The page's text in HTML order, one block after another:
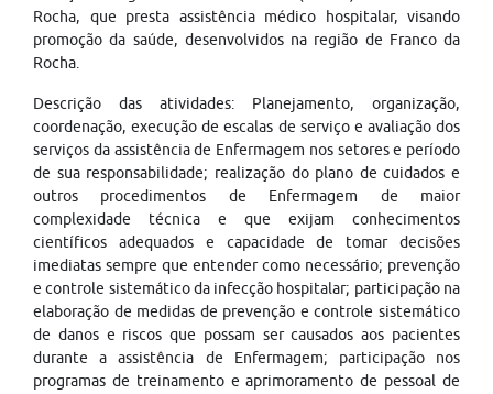
Rocha, que presta assistência médico hospitalar, visando
promoção da saúde, desenvolvidos na região de Franco da
Rocha.
Descrição das atividades: Planejamento, organização,
coordenação, execução de escalas de serviço e avaliação dos
serviços da assistência de Enfermagem nos setores e período
de sua responsabilidade; realização do plano de cuidados e
outros procedimentos de Enfermagem de maior
complexidade técnica e que exijam conhecimentos
científicos adequados e capacidade de tomar decisões
imediatas sempre que entender como necessário; prevenção
e controle sistemático da infecção hospitalar; participação na
elaboração de medidas de prevenção e controle sistemático
de danos e riscos que possam ser causados aos pacientes
durante a assistência de Enfermagem; participação nos
programas de treinamento e aprimoramento de pessoal de